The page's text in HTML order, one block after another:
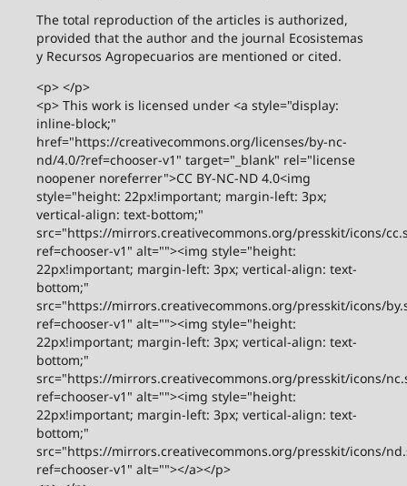
The total reproduction of the articles is authorized,
provided that the author and the journal Ecosistemas
y Recursos Agropecuarios are mentioned or cited.
<p> </p>
<p> This work is licensed under <a style="display:
inline-block;"
href="https://creativecommons.org/licenses/by-nc-
nd/4.0/?ref=chooser-v1" target="_blank" rel="license
noopener noreferrer">CC BY-NC-ND 4.0<img
style="height: 22px!important; margin-left: 3px;
vertical-align: text-bottom;"
src="https://mirrors.creativecommons.org/presskit/icons/
ref=chooser-v1" alt=""><img style="height:
22px!important; margin-left: 3px; vertical-align: text-
bottom;"
src="https://mirrors.creativecommons.org/presskit/icons/
ref=chooser-v1" alt=""><img style="height:
22px!important; margin-left: 3px; vertical-align: text-
bottom;"
src="https://mirrors.creativecommons.org/presskit/icons/
ref=chooser-v1" alt=""><img style="height:
22px!important; margin-left: 3px; vertical-align: text-
bottom;"
src="https://mirrors.creativecommons.org/presskit/icons/
ref=chooser-v1" alt=""></a></p>